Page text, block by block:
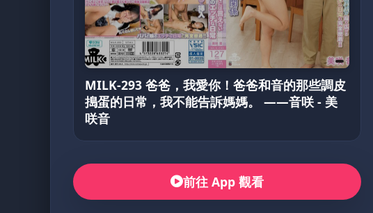
MILK-293 爸爸，我愛你！爸爸和音的那些調皮
搗蛋的日常，我不能告訴媽媽。 ——音咲 - 美
咲音
前往 App 觀看